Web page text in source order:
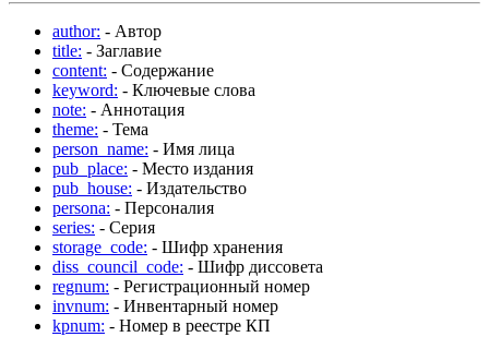
author: - Автор
title: - Заглавие
content: - Содержание
keyword: - Ключевые слова
note: - Аннотация
theme: - Тема
person_name: - Имя лица
pub_place: - Место издания
pub_house: - Издательство
persona: - Персоналия
series: - Серия
storage_code: - Шифр хранения
diss_council_code: - Шифр диссовета
regnum: - Регистрационный номер
invnum: - Инвентарный номер
kpnum: - Номер в реестре КП